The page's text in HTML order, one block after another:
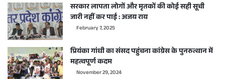
सरकार लापता लोगों और मृतकों की कोई सही सूची
जारी नहीं कर पाई : अजय राय
February 7, 2025
प्रियंका गांधी का संसद पहुंचना कांग्रेस के पुनरुत्थान में
महत्वपूर्ण कदम
November 29, 2024